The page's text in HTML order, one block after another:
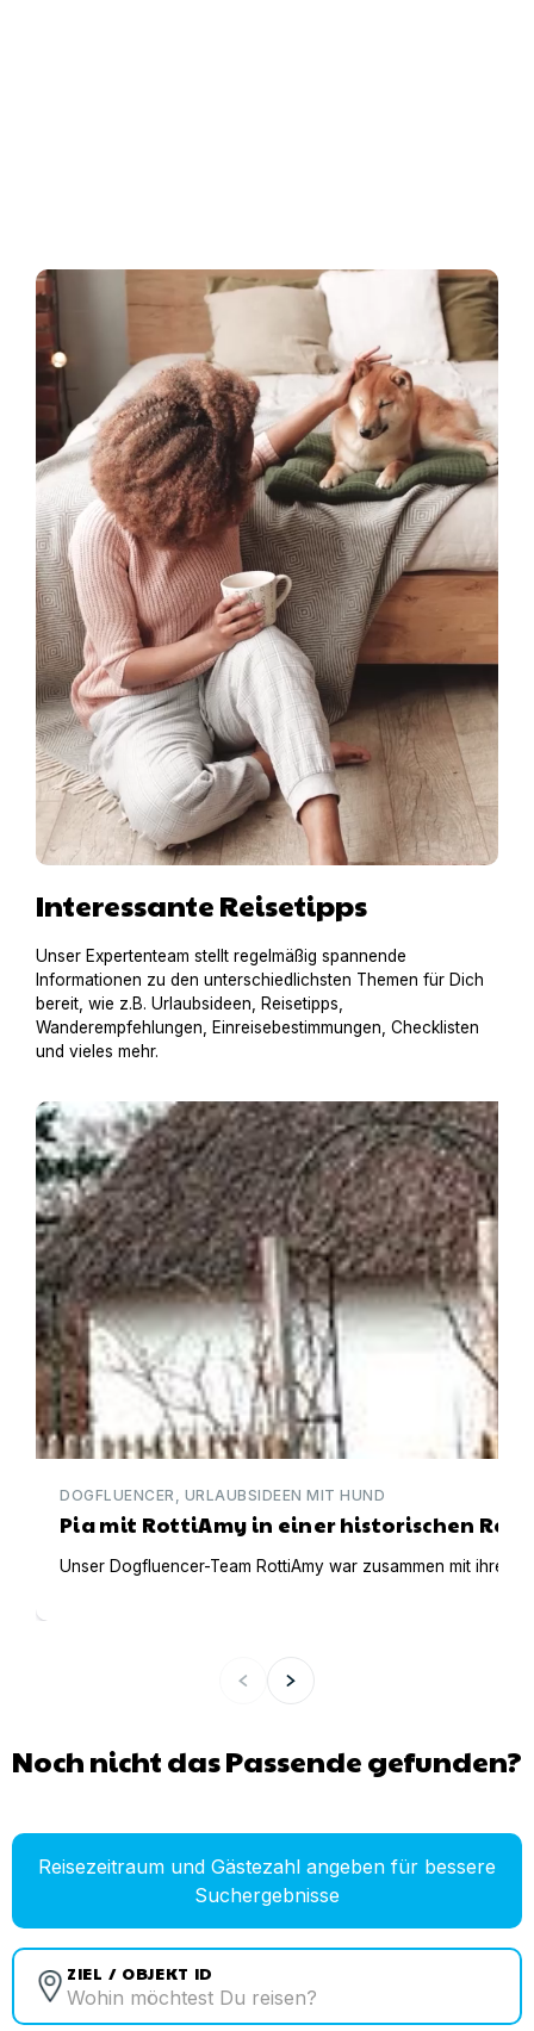
Interessante Reisetipps
Unser Expertenteam stellt regelmäßig spannende
Informationen zu den unterschiedlichsten Themen für Dich
bereit, wie z.B. Urlaubsideen, Reisetipps,
Wanderempfehlungen, Einreisebestimmungen, Checklisten
und vieles mehr.
Pia mit RottiAmy in einer historischen Reetdachkate in
DOGFLUENCER, URLAUBSIDEEN MIT HUND
Pia mit RottiAmy in einer historischen
Unser Dogfluencer-Team RottiAmy war zusammen mit ihren
Noch nicht das Passende gefunden?
Reisezeitraum und Gästezahl angeben für bessere
Suchergebnisse
ZIEL / OBJEKT ID